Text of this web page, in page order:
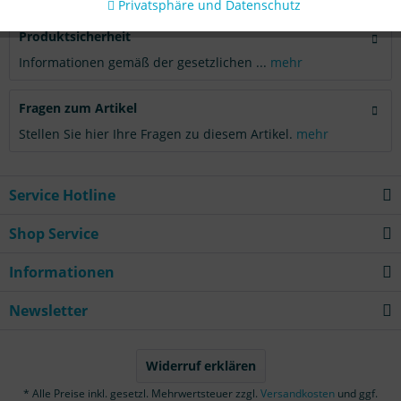
Produktsicherheit
Informationen gemäß der gesetzlichen ... mehr
Fragen zum Artikel
Stellen Sie hier Ihre Fragen zu diesem Artikel. mehr
Service Hotline
Shop Service
Informationen
Newsletter
Widerruf erklären
* Alle Preise inkl. gesetzl. Mehrwertsteuer zzgl. Versandkosten und ggf.
Privatsphäre und Datenschutz